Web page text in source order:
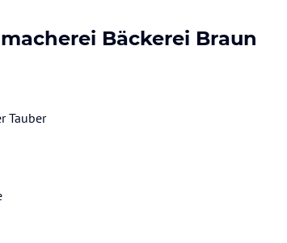
Bäckerei Braun
Tauber